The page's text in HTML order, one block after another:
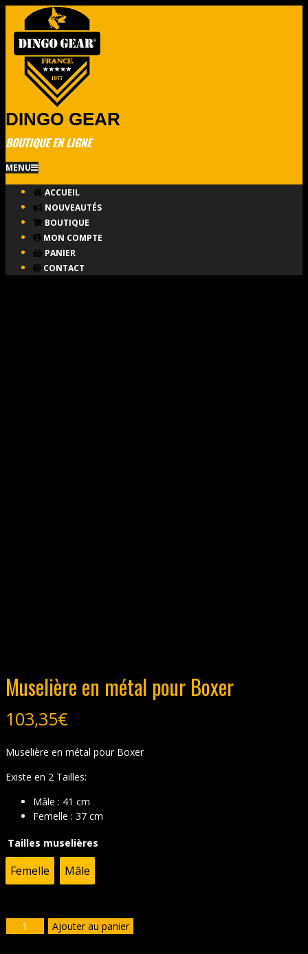
content
DINGO GEAR
BOUTIQUE EN LIGNE
Primary
Menu
MENU
ACCUEIL
NOUVEAUTÉS
BOUTIQUE
MON COMPTE
PANIER
CONTACT
Muselière en métal pour Boxer
103,35€
Muselière en métal pour Boxer
Existe en 2 Tailles:
Mâle : 41 cm
Femelle : 37 cm
Tailles muselières
Femelle Mâle
quantité
de
Ajouter au panier